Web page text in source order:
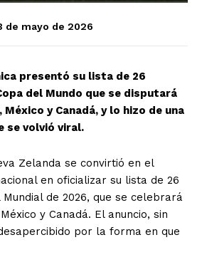
de mayo de 2026
presentó su lista de 26
del Mundo que se disputará
y Canadá, y lo hizo de una
se volvió viral.
Zelanda se convirtió en el
en oficializar su lista de 26
de 2026, que se celebrará
y Canadá. El anuncio, sin
por la forma en que